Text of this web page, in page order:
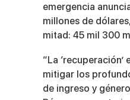
emergencia
millones de
mitad: 45 mil 300
“La
mitigar los
de ingreso y